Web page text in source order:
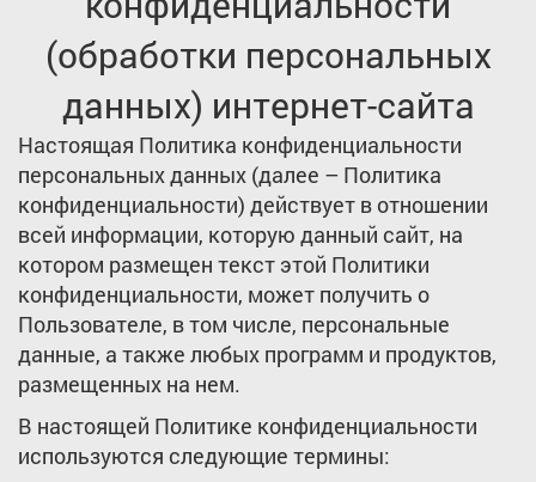
(обработки персональных
данных) интернет-сайта
Настоящая Политика конфиденциальности
персональных данных (далее – Политика
конфиденциальности) действует в отношении
всей информации, которую данный сайт, на
котором размещен текст этой Политики
конфиденциальности, может получить о
Пользователе, в том числе, персональные
данные, а также любых программ и продуктов,
размещенных на нем.
В настоящей Политике конфиденциальности
используются следующие термины: